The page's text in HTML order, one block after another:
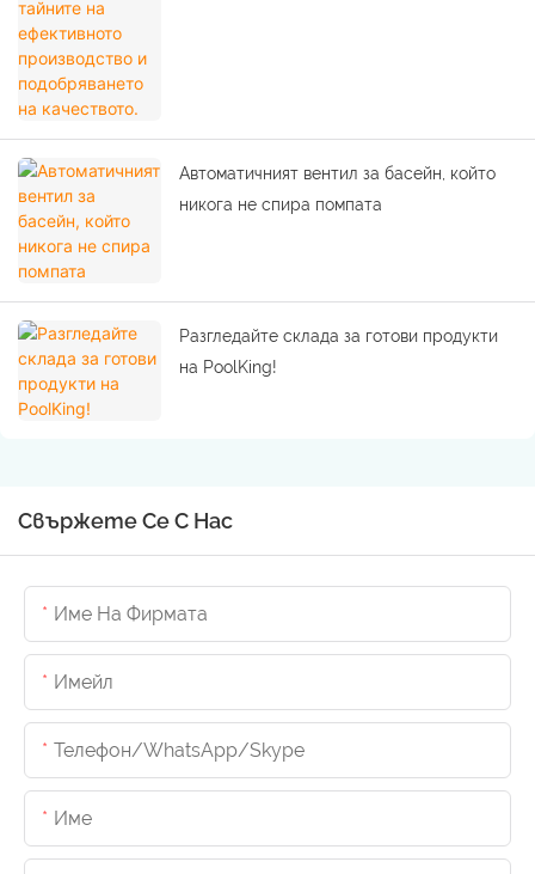
Автоматичният вентил за басейн, който
никога не спира помпата
Разгледайте склада за готови продукти
на PoolKing!
Свържете Се С Нас
Име На Фирмата
Имейл
Телефон/WhatsApp/Skype
Име